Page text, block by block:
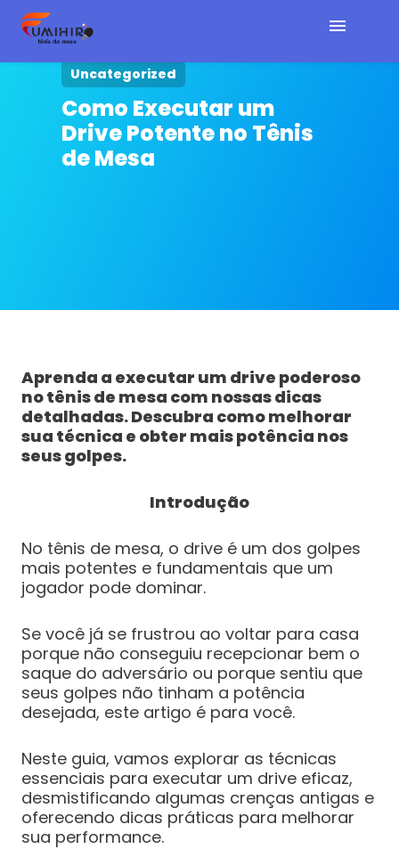
Home
Cursos e E-book
Uncategorized
Como Executar um
Drive Potente no Tênis
de Mesa
Aprenda a executar um drive poderoso
no tênis de mesa com nossas dicas
detalhadas. Descubra como melhorar
sua técnica e obter mais potência nos
seus golpes.
Introdução
No tênis de mesa, o drive é um dos golpes
mais potentes e fundamentais que um
jogador pode dominar.
Se você já se frustrou ao voltar para casa
porque não conseguiu recepcionar bem o
saque do adversário ou porque sentiu que
seus golpes não tinham a potência
desejada, este artigo é para você.
Neste guia, vamos explorar as técnicas
essenciais para executar um drive eficaz,
desmistificando algumas crenças antigas e
oferecendo dicas práticas para melhorar
sua performance.